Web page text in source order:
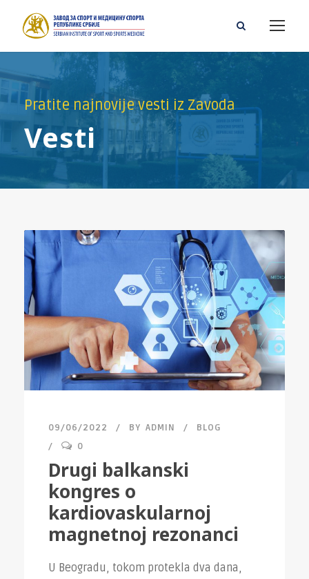
Pratite najnovije vesti iz Zavoda
Vesti
09/06/2022 BY ADMIN
BLOG
0
Drugi balkanski
kongres o
kardiovaskularnoj
magnetnoj rezonanci
U Beogradu, tokom protekla dva dana,